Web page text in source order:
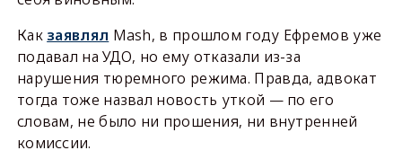
Как заявлял Mash, в прошлом году Ефремов уже
подавал на УДО, но ему отказали из-за
нарушения тюремного режима. Правда, адвокат
тогда тоже назвал новость уткой — по его
словам, не было ни прошения, ни внутренней
комиссии.